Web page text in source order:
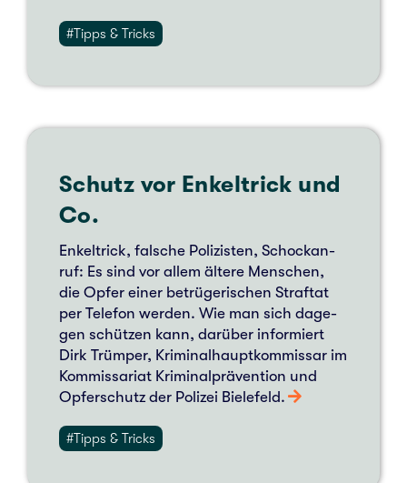
#Tipps & Tricks
Schutz vor Enkel­trick und
Co.
Enkel­trick, fal­sche Poli­zis­ten, Schock­an­
ruf: Es sind vor allem ältere Men­schen,
die Opfer einer betrügerischen Straf­tat
per Tele­fon werden. Wie man sich dage­
gen schützen kann, darüber infor­miert
Dirk Trümper, Kri­mi­nal­haupt­kom­mis­sar im
Kom­mis­sa­ri­at Kri­mi­nal­prä­ven­ti­on und
Opfer­schutz der Poli­zei Bie­le­feld.
#Tipps & Tricks